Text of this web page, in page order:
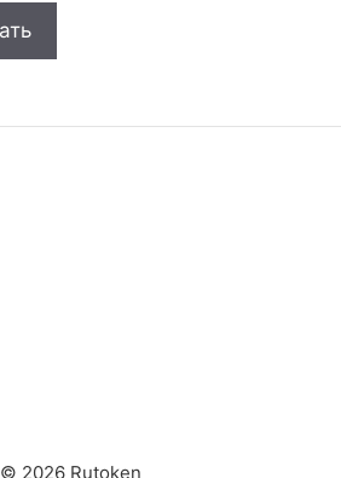
© 2026 Rutoken